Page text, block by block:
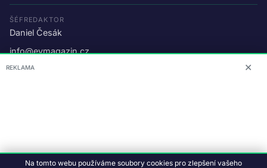
ŠÉFREDAKTOR
Daniel Česák
info@evmagazin.cz
O nás
© 2026 EV Magazin.Podmínky a ochrana dat.
REKLAMA ✕
Na tomto webu používáme soubory cookies pro zlepšení vašeho